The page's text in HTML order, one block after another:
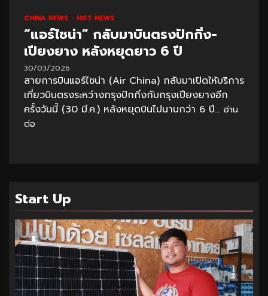
CHINA NEWS HOT NEWS
“แอร์ไชน่า” กลับมาบินตรงปักกิ่ง-
เปียงยาง หลังหยุดยาว 6 ปี
30/03/2026
สายการบินแอร์ไชน่า (Air China) กลับมาเปิดให้บริการ
เที่ยวบินตรงระหว่างกรุงปักกิ่งกับกรุงเปียงยางอีก
ครั้งวันนี้ (30 มี.ค.) หลังหยุดบินไปนานกว่า 6 ปี... อ่าน
ต่อ
Start Up